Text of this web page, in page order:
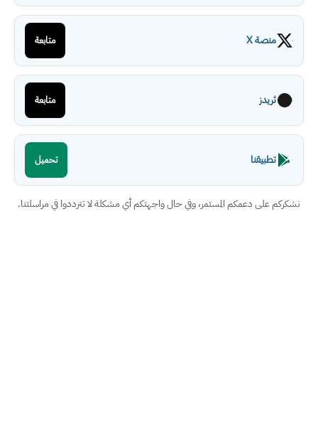
منصة X متابعة
ثريدز متابعة
تطبيقنا تحميل
نشكركم على دعمكم المستمر، وفي حال واجهتكم أي مشكلة لا تترددوا في مراسلتنا.